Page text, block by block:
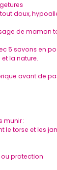
doux,
de maman
5 savons en
la nature.
avant de
munir :
le torse et les
ou protection